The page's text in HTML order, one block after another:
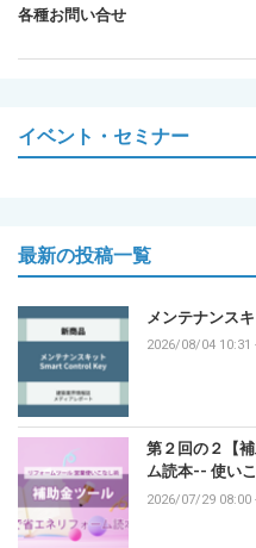
各種お問い合せ
イベント・セミナー
最新の投稿一覧
メンテナンス
2026/08/04 10:31
第２回の２【
ム読本-- 使い
2026/07/29 08:00